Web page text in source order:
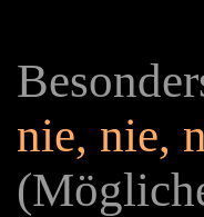
nie, nie,